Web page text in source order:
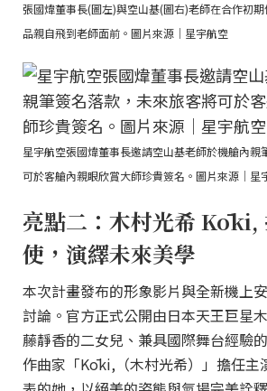
張國煒董事長(圖左)與空山基(圖右)老師在合作初
品親自飛到老師面前。圖片來源｜星宇航空
星宇航空張國煒董事長邀請空山基老師於機艙內親
可於客艙內親眼欣賞大師珍貴簽名。圖片來源｜星
亮點二：木村光希 Kōki,
使，演繹未來美學
本次計畫發布的形象影片與全新機上
討論。官方正式公開由日本天王巨星
藤靜香的二女兒、兼具國際舞台經驗
作曲家「Kōki,（木村光希）」擔任主